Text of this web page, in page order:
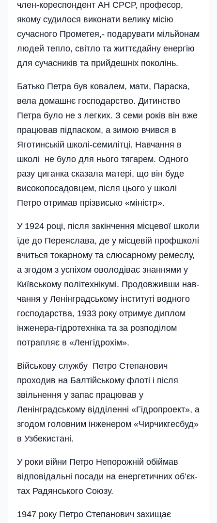
член-кореспондент АН СРСР, професор,
якому судилося виконати велику місію
сучасного Прометея,- подарувати мільйонам
людей тепло, світло та життєдайну енергію
для сучасників та прийдешніх поколінь.
Батько Петра був ковалем, мати, Параска,
вела домашнє господарство. Дитинство
Петра було не з легких. З семи років він вже
працював підпаском, а зимою вчився в
Яготинській школі-семилітці. Навчання в
школі не було для нього тягарем. Одного
разу циганка сказала матері, що він буде
високопосадовцем, піс­ля цього у школі
Петро отримав прізвисько «мі­ністр».
У 1924 році, після закінчення місцевої школи
їде до Переяслава, де у місцевій профшколі
вчиться токарному та слюсарному ремеслу,
а згодом з успіхом оволодіває знаннями у
Київському полі­технікумі. Продовживши нав­
чання у Ленінградському ін­сти­туті водного
господарства, 1933 року отримує диплом
інженера-гідротехніка та за розподілом
потрапляє в «Ленгідрохім».
Військову службу Петро Степанович
проходив на Балтійському флоті і після
звіль­нення у запас працював у
Ленінградському відділенні «Гідропроект», а
згодом головним інженером «Чирчикгесбуд»
в Узбекистані.
У роки війни Петро Непорожній обіймав
відповідальні посади на енергетичних об’є­к­
тах Радянського Союзу.
1947 року Петро Степанович захищає